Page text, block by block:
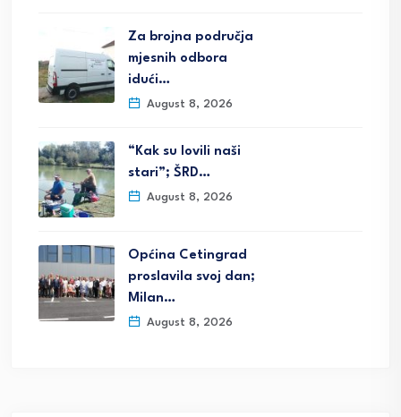
Za brojna područja
mjesnih odbora
idući…
August 8, 2026
“Kak su lovili naši
stari”; ŠRD…
August 8, 2026
Općina Cetingrad
proslavila svoj dan;
Milan…
August 8, 2026